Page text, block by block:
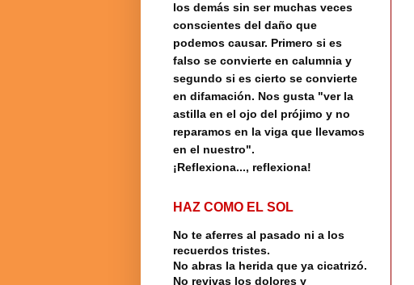
los demás sin ser muchas veces
conscientes del daño que
podemos causar. Primero si es
falso se convierte en calumnia y
segundo si es cierto se convierte
en difamación. Nos gusta "ver la
astilla en el ojo del prójimo y no
reparamos en la viga que llevamos
en el nuestro".
¡Reflexiona..., reflexiona!
HAZ COMO EL SOL
No te aferres al pasado ni a los
recuerdos tristes.
No abras la herida que ya cicatrizó.
No revivas los dolores y